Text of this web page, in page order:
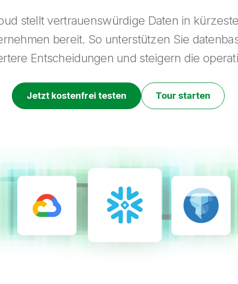
stellt vertrauenswürdige Daten in
bereit. So unterstützen Sie
Entscheidungen und steigern die
Jetzt kostenfrei testen Tour starten